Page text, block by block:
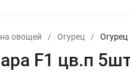
овощей / Огурец /
F1 цв.п